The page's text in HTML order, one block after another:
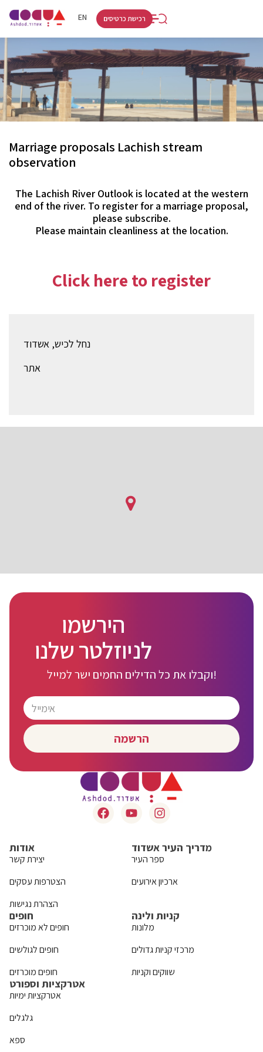
EN
HE
רכישת כרטיסים
Marriage proposals Lachish stream
observation
The Lachish River Outlook is located at the western
end of the river. To register for a marriage proposal,
please subscribe.
Please maintain cleanliness at the location.
Click here to register
נחל לכיש, אשדוד
אתר
הירשמו
לניוזלטר שלנו
וקבלו את כל הדילים החמים ישר למייל!
הרשמה
אודות
יצירת קשר
הצטרפות עסקים
הצהרת נגישות
מדריך העיר אשדוד
ספר העיר
ארכיון אירועים
חופים
חופים לא מוכרזים
חופים לגולשים
חופים מוכרזים
קניות ולינה
מלונות
מרכזי קניות גדולים
שווקים וקניות
אטרקציות וספורט
אטרקציות ימיות
גלגלים
ספא